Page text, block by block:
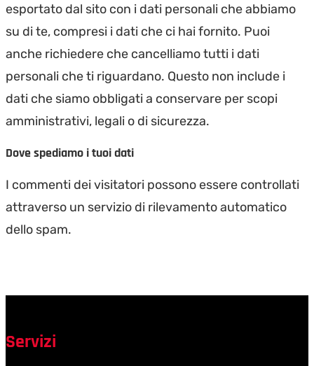
esportato dal sito con i dati personali che abbiamo
su di te, compresi i dati che ci hai fornito. Puoi
anche richiedere che cancelliamo tutti i dati
personali che ti riguardano. Questo non include i
dati che siamo obbligati a conservare per scopi
amministrativi, legali o di sicurezza.
Dove spediamo i tuoi dati
I commenti dei visitatori possono essere controllati
attraverso un servizio di rilevamento automatico
dello spam.
Servizi